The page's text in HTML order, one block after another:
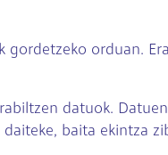
orduan.
datuok.
baita ekintza